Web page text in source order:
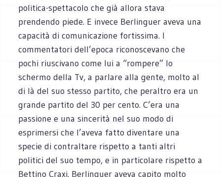
politica-spettacolo che già allora stava
prendendo piede. E invece Berlinguer aveva una
capacità di comunicazione fortissima. I
commentatori dell’epoca riconoscevano che
pochi riuscivano come lui a “rompere” lo
schermo della Tv, a parlare alla gente, molto al
di là del suo stesso partito, che peraltro era un
grande partito del 30 per cento. C’era una
passione e una sincerità nel suo modo di
esprimersi che l’aveva fatto diventare una
specie di contraltare rispetto a tanti altri
politici del suo tempo, e in particolare rispetto a
Bettino Craxi. Berlinguer aveva capito molto